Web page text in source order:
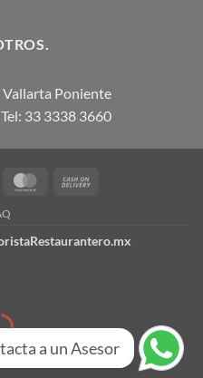
Vallarta Poniente
33 3338 3660
MasterCard
a un Asesor